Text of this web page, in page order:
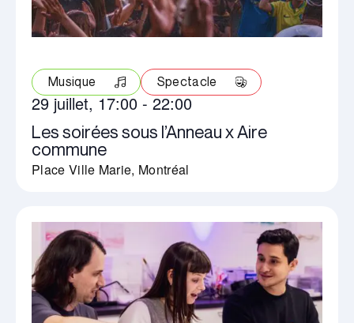
Les soirées sous l’Anneau x Aire
commune
29 juillet, 17:00 -22:00
Place Ville Marie, Montréal
Musique Spectacle